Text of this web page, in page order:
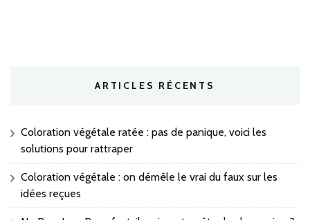
ARTICLES RÉCENTS
Coloration végétale ratée : pas de panique, voici les
solutions pour rattraper
Coloration végétale : on démêle le vrai du faux sur les
idées reçues